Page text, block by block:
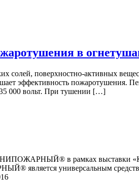
в
солей, поверхностно-активных
эффективность пожаротушения.
000 вольт. При тушении […]
в рамках выставки
универсальным